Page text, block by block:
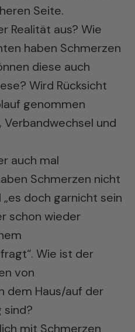
Seite.
Realität aus? Wie
haben Schmerzen
diese auch
Wird Rücksicht
genommen
Verbandwechsel und
auch mal
Schmerzen nicht
doch garnicht sein
schon wieder
Wie ist der
von
dem Haus/auf der
sind?
mit Schmerzen